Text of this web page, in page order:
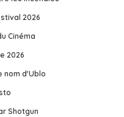
2026
Cinéma
2026
nom d'Ublo
Shotgun